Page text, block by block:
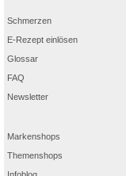
Schmerzen
E-Rezept einlösen
Glossar
FAQ
Newsletter
Markenshops
Themenshops